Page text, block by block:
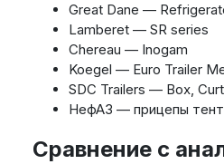
Great Dane —
Lamberet — SR series
Chereau — Inogam
Koegel — Euro Trailer
SDC Trailers — Box,
НефАЗ — прицепы
Сравнение с